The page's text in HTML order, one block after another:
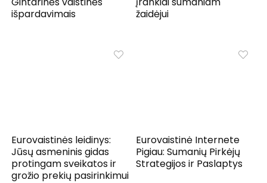
išpardavimais
žaidėjui
Eurovaistinės leidinys:
Jūsų asmeninis gidas
protingam sveikatos ir
grožio prekių pasirinkimui
Eurovaistinė Internete
Pigiau: Sumanių Pirkėjų
Strategijos ir Paslaptys